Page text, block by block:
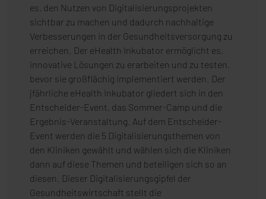
es, den Nutzen von Digitalisierungsprojekten
sichtbar zu machen und dadurch nachhaltige
Verbesserungen in der Gesundheitsversorgung zu
erreichen. Der eHealth Inkubator ermöglicht es,
innovative Lösungen zu erarbeiten und zu testen,
bevor sie großflächig implementiert werden. Der
jfährliche eHealth Inkubator gliedert sich in den
Entscheider-Event, das Sommer-Camp und die
Ergebnis-Veranstaltung. Auf dem Entscheider-
Event werden die 5 Digitalisierungsthemen von
den Kliniken gewählt und wählen sich die Kliniken
dann auf diese Themen und beteiligen sich so an
diesen. Dieser Digitalisierungsgipfel der
Gesundheitswirtschaft stellt die